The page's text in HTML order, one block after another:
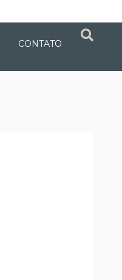
CONTATO